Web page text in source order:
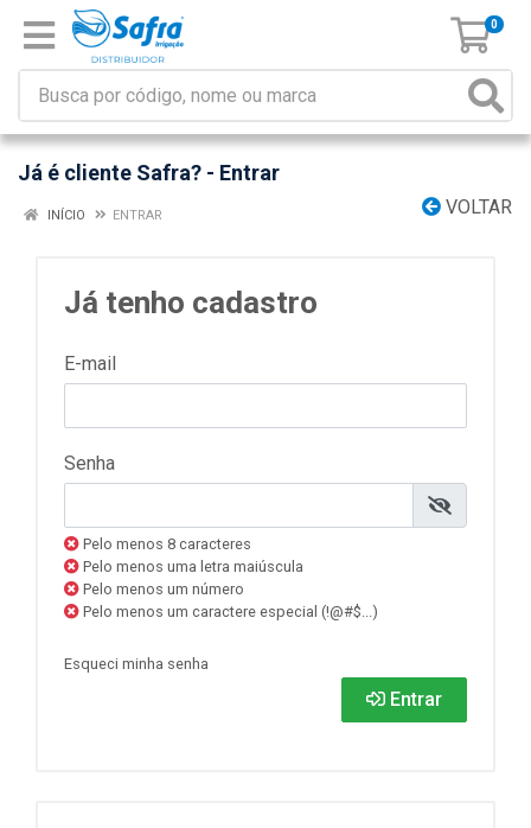
0
Já é cliente Safra? - Entrar
VOLTAR
INÍCIO ENTRAR
Já tenho cadastro
E-mail
Senha
Pelo menos 8 caracteres
Pelo menos uma letra maiúscula
Pelo menos um número
Pelo menos um caractere especial (!@#$...)
Esqueci minha senha
Entrar